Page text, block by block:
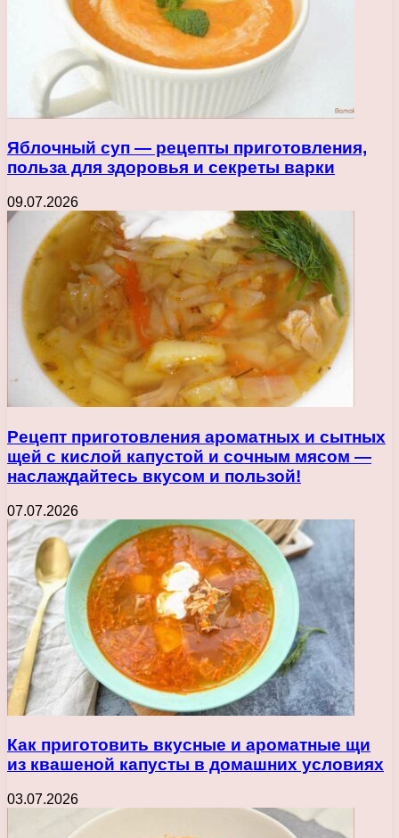
Яблочный суп — рецепты приготовления,
польза для здоровья и секреты варки
09.07.2026
Рецепт приготовления ароматных и сытных
щей с кислой капустой и сочным мясом —
наслаждайтесь вкусом и пользой!
07.07.2026
Как приготовить вкусные и ароматные щи
из квашеной капусты в домашних условиях
03.07.2026